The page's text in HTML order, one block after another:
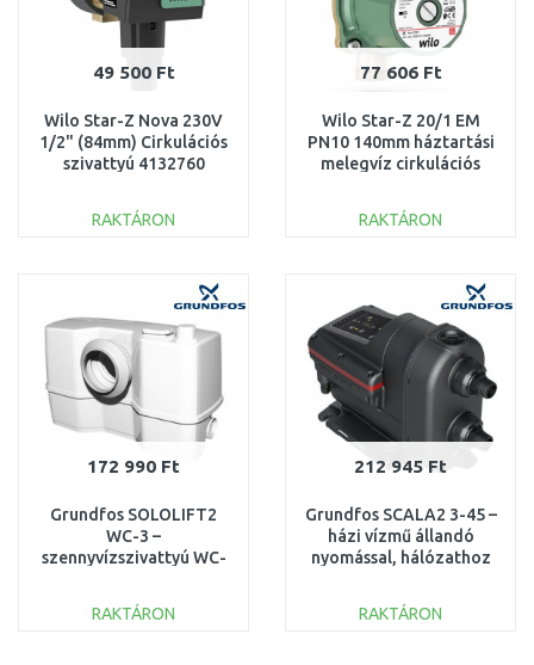
49 500 Ft
Wilo Star-Z Nova 230V
1/2" (84mm) Cirkulációs
szivattyú 4132760
RAKTÁRON
77 606 Ft
Wilo Star-Z 20/1 EM
PN10 140mm háztartási
melegvíz cirkulációs
RAKTÁRON
172 990 Ft
Grundfos SOLOLIFT2
WC-3 –
szennyvízszivattyú WC-
mosdóhoz 97775315
RAKTÁRON
212 945 Ft
Grundfos SCALA2 3-45 –
házi vízmű állandó
nyomással, hálózathoz
RAKTÁRON